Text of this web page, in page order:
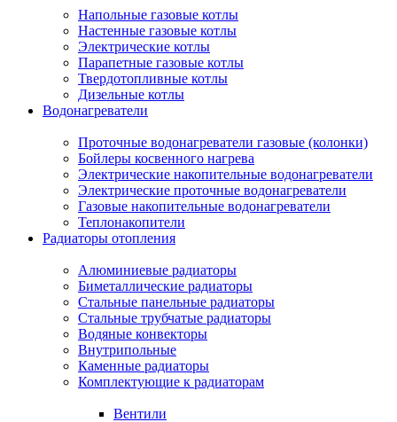
Напольные газовые котлы
Настенные газовые котлы
Электрические котлы
Парапетные газовые котлы
Твердотопливные котлы
Дизельные котлы
Водонагреватели
Проточные водонагреватели газовые (колонки)
Бойлеры косвенного нагрева
Электрические накопительные водонагреватели
Электрические проточные водонагреватели
Газовые накопительные водонагреватели
Теплонакопители
Радиаторы отопления
Алюминиевые радиаторы
Биметаллические радиаторы
Стальные панельные радиаторы
Стальные трубчатые радиаторы
Водяные конвекторы
Внутрипольные
Каменные радиаторы
Комплектующие к радиаторам
Вентили